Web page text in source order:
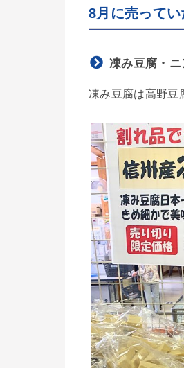
8月に売って
凍み豆腐・
凍み豆腐は高野豆